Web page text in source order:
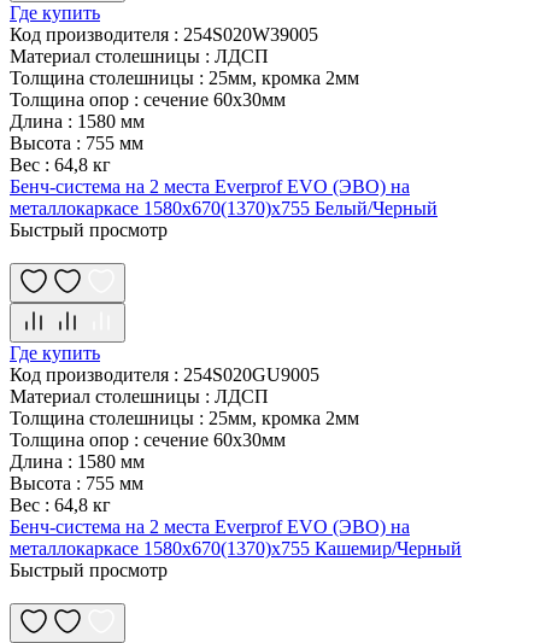
Где купить
Код производителя : 254S020W39005
Материал столешницы : ЛДСП
Толщина столешницы : 25мм, кромка 2мм
Толщина опор : сечение 60х30мм
Длина : 1580 мм
Высота : 755 мм
Вес : 64,8 кг
Бенч-система на 2 места Everprof EVO (ЭВО) на
металлокаркасе 1580х670(1370)x755 Белый/Черный
Быстрый просмотр
Где купить
Код производителя : 254S020GU9005
Материал столешницы : ЛДСП
Толщина столешницы : 25мм, кромка 2мм
Толщина опор : сечение 60х30мм
Длина : 1580 мм
Высота : 755 мм
Вес : 64,8 кг
Бенч-система на 2 места Everprof EVO (ЭВО) на
металлокаркасе 1580х670(1370)x755 Кашемир/Черный
Быстрый просмотр